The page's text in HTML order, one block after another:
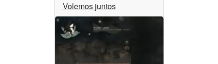
Volemos juntos